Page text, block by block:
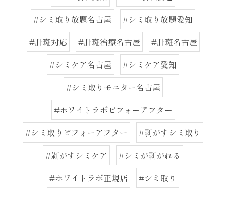
#シミ取り放題名古屋
#シミ取り放題愛知
#肝斑対応
#肝斑治療名古屋
#肝斑名古屋
#シミケア名古屋
#シミケア愛知
#シミ取りモニター名古屋
#ホワイトラボビフォーアフター
#シミ取りビフォーアフター
#剥がすシミ取り
#剝がすシミケア
#シミが剥がれる
#ホワイトラボ正規店
#シミ取り